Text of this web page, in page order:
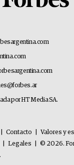
por HT Media SA.
Contacto Valores y
Legales
© 2026.